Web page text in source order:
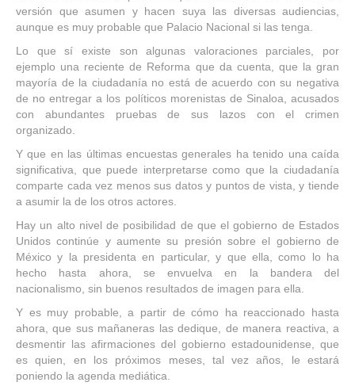
versión que asumen y hacen suya las diversas audiencias,
aunque es muy probable que Palacio Nacional si las tenga.
Lo que sí existe son algunas valoraciones parciales, por
ejemplo una reciente de Reforma que da cuenta, que la gran
mayoría de la ciudadanía no está de acuerdo con su negativa
de no entregar a los políticos morenistas de Sinaloa, acusados
con abundantes pruebas de sus lazos con el crimen
organizado.
Y que en las últimas encuestas generales ha tenido una caída
significativa, que puede interpretarse como que la ciudadanía
comparte cada vez menos sus datos y puntos de vista, y tiende
a asumir la de los otros actores.
Hay un alto nivel de posibilidad de que el gobierno de Estados
Unidos continúe y aumente su presión sobre el gobierno de
México y la presidenta en particular, y que ella, como lo ha
hecho hasta ahora, se envuelva en la bandera del
nacionalismo, sin buenos resultados de imagen para ella.
Y es muy probable, a partir de cómo ha reaccionado hasta
ahora, que sus mañaneras las dedique, de manera reactiva, a
desmentir las afirmaciones del gobierno estadounidense, que
es quien, en los próximos meses, tal vez años, le estará
poniendo la agenda mediática.